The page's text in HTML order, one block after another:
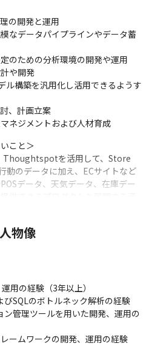
の開発と運用
なデータパイプラインやデータ蓄
のための分析環境の開発や運用
や開発
ル構築を汎用化し活用できるようす
、計画立案
ネジメントおよび人材育成
こと＞
Thoughtspotを活用して、Store
動のデータに加え、ECサイトなど
データ、天気データ、在庫デー
スのみであらゆるデータを活用す
画し、5年後に当たり前になってい
とができます
ップ企業にて、センサーやビッグ
技術に触れることができます
なデータパイプラインやデータ蓄
わることができます
物像
用の経験（3年以上）
びSQLのボトルネック解析の経験
ン管理ツールを用いた開発、運用の
ームワークの開発、運用の経験